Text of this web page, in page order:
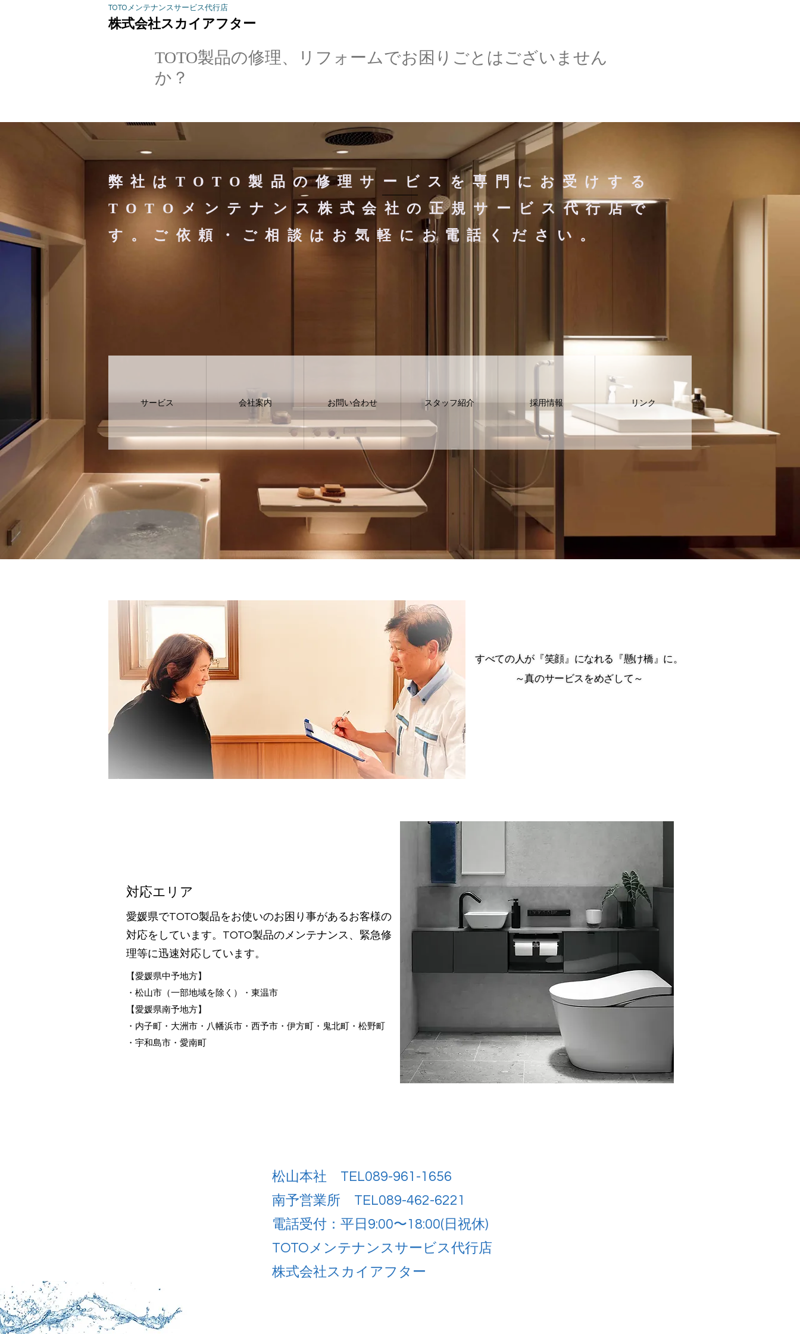
​TOTOメンテナンスサービス代行店
​株式会社スカイアフター
​TOTO製品の修理、リフォームでお困りごとはございません
か？
弊社はTOTO製品の修理サービスを専門にお受けする
TOTOメンテナンス株式会社の正規サービス代行店で
す。ご依頼・ご相談はお気軽にお電話ください。
サービス 会社案内 お問い合わせ スタッフ紹介 採用情報 リンク
すべての人が『笑顔』になれる『懸け橋』に。
～真のサービスをめざして～
すべての人が『笑顔』になれる『懸け橋』に。
～真のサービスをめざして～
​対応エリア
愛媛県でTOTO製品をお使いのお困り事があるお客様の
対応をしています。TOTO製品のメンテナンス、緊急修
理等に迅速対応しています。
​【愛媛県中予地方】​​
・松山市（一部地域を除く）・東温市
【愛媛県南予地方】
・内子町・大洲市・八幡浜市・西予市・伊方町・鬼北町・松野町
​・宇和島市・愛南町
松山本社 TEL089-961-1656
南予営業所 TEL089-462-6221
電話受付：平日9:00〜18:00(日祝休)
TOTOメンテナンスサービス代行店
株式会社スカイアフター